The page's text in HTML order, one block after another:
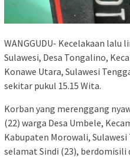
WANGGUDU- Kecelakaan
Sulawesi, Desa Tongalino,
Konawe Utara, Sulawesi
sekitar pukul 15.15 Wita.
Korban yang merenggang
(22) warga Desa Umbele,
Kabupaten Morowali,
selamat Sindi (23), berdomisili